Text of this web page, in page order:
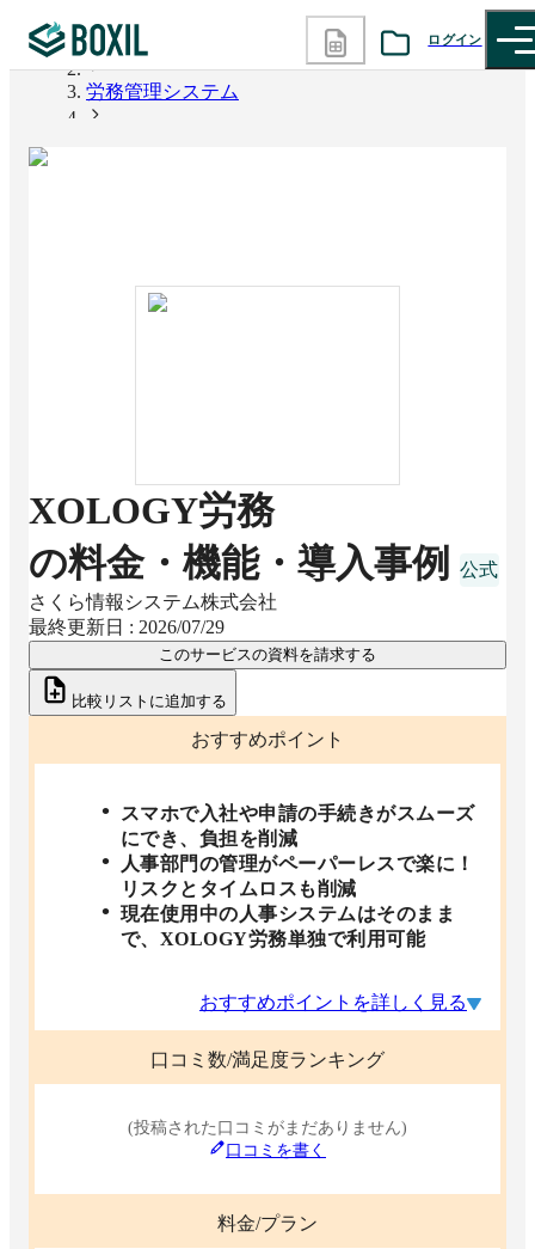
ログイン
カテゴリから探す
BOXILの使い方ガイド
BOXIL
労務管理システム
XOLOGY労務
の料金・機能・導入事例
さくら情報システム株式会社
最終更新日 : 2026/07/29
このサービスの資料を請求する
比較リストに追加する
おすすめポイント
スマホで入社や申請の手続きがスムーズ
にでき、負担を削減
人事部門の管理がペーパーレスで楽に！
リスクとタイムロスも削減
現在使用中の人事システムはそのまま
で、XOLOGY労務単独で利用可能
おすすめポイントを詳しく見る
口コミ数/満足度ランキング
(投稿された口コミがまだありません)
口コミを書く
料金/プラン